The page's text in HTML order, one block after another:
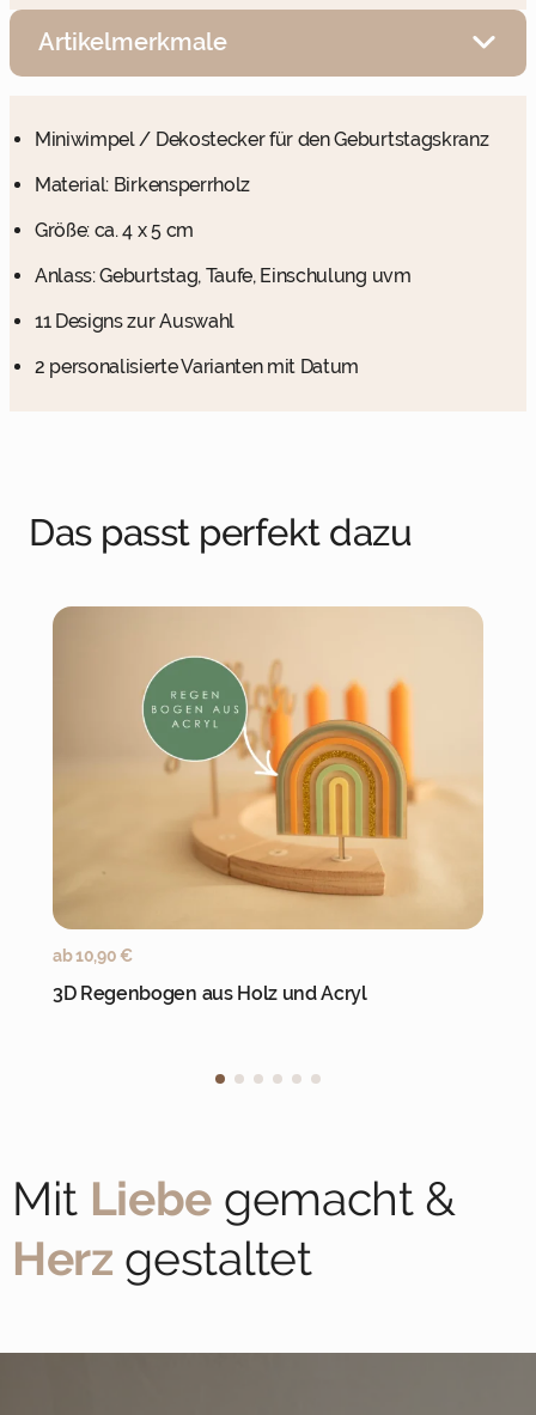
Artikelmerkmale
Miniwimpel / Dekostecker für den Geburtstagskranz
Material: Birkensperrholz
Größe: ca. 4 x 5 cm
Anlass: Geburtstag, Taufe, Einschulung uvm
11 Designs zur Auswahl
2 personalisierte Varianten mit Datum
Das passt perfekt dazu
ab10,90€
3D Regenbogen aus Holz und Acryl
Mit Liebe gemacht &
Herz gestaltet